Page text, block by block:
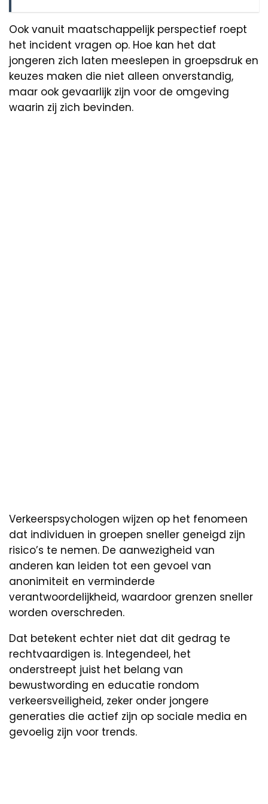
Ook vanuit maatschappelijk perspectief roept
het incident vragen op. Hoe kan het dat
jongeren zich laten meeslepen in groepsdruk en
keuzes maken die niet alleen onverstandig,
maar ook gevaarlijk zijn voor de omgeving
waarin zij zich bevinden.
Verkeerspsychologen wijzen op het fenomeen
dat individuen in groepen sneller geneigd zijn
risico’s te nemen. De aanwezigheid van
anderen kan leiden tot een gevoel van
anonimiteit en verminderde
verantwoordelijkheid, waardoor grenzen sneller
worden overschreden.
Dat betekent echter niet dat dit gedrag te
rechtvaardigen is. Integendeel, het
onderstreept juist het belang van
bewustwording en educatie rondom
verkeersveiligheid, zeker onder jongere
generaties die actief zijn op sociale media en
gevoelig zijn voor trends.